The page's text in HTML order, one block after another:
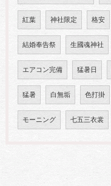
紅葉 神社限定 格安
結婚奉告祭 生國魂神社
エアコン完備 猛暑日
猛暑 白無垢 色打掛
モーニング 七五三衣裳